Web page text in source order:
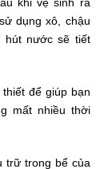
dụng xô, chậu
hút nước sẽ tiết
để giúp bạn
mất nhiều thời
trữ trong bể của